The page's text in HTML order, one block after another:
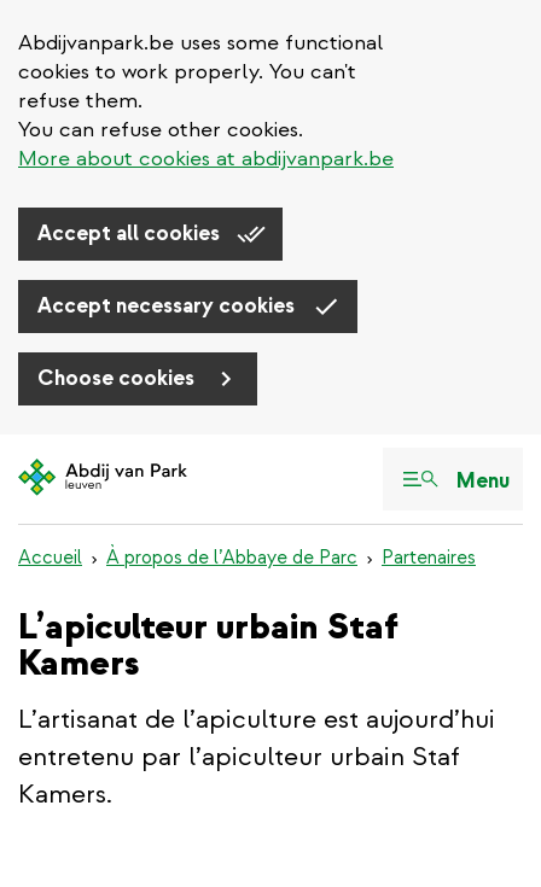
Abdijvanpark.be uses some functional
cookies to work properly. You can't
refuse them.
You can refuse other cookies.
More about cookies at abdijvanpark.be
Accept all cookies
Accept necessary cookies
Choose cookies
au
principal
Menu
Accueil À propos de l’Abbaye de Parc Partenaires
L’apiculteur urbain Staf
Kamers
L’artisanat de l’apiculture est aujourd’hui
entretenu par l’apiculteur urbain Staf
Kamers.